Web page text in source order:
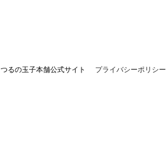
つるの玉子本舗公式サイト プライバシーポリシー